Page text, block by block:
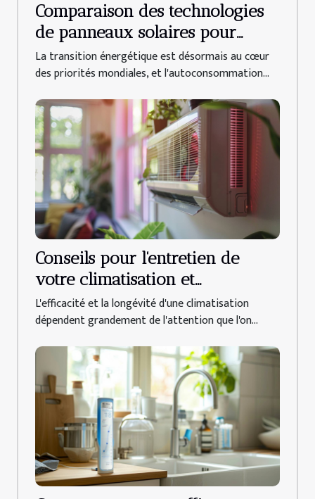
Comparaison des technologies
de panneaux solaires pour
l'autoconsommation
La transition énergétique est désormais au cœur
des priorités mondiales, et l'autoconsommation...
Conseils pour l'entretien de
votre climatisation et
augmentation de sa durée de
vie
L'efficacité et la longévité d'une climatisation
dépendent grandement de l'attention que l'on...